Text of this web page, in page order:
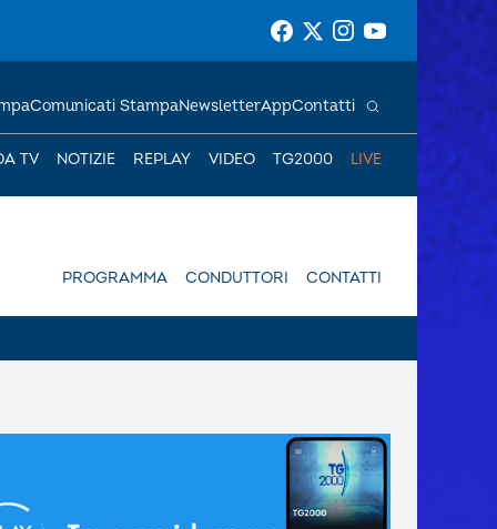
TV NOTIZIE REPLAY VIDEO TG2000 LIVE
Comunicati StampaNewsletterAppContatti
PROGRAMMA CONDUTTORI CONTATTI